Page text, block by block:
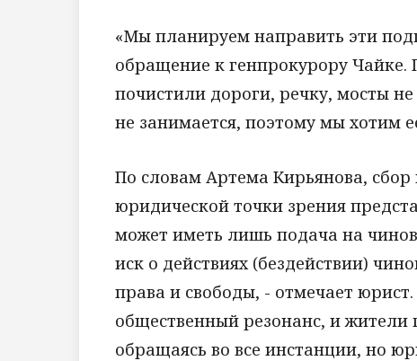
«Мы планируем направить эти
обращение к генпрокурору Чайке.
почистили дороги, речку, мосты
не занимается, поэтому мы хотим
По словам Артема Кирьянова, сбор
юридической точки зрения
может иметь лишь подача на
иск о действиях (бездействии)
права и свободы, - отмечает
общественный резонанс, и
обращаясь во все инстанции, но